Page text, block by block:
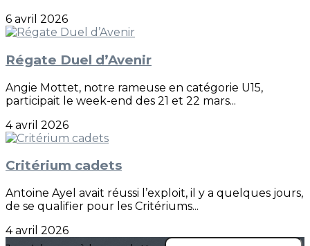
6 avril 2026
Régate Duel d’Avenir
Angie Mottet, notre rameuse en catégorie U15,
participait le week-end des 21 et 22 mars...
4 avril 2026
Critérium cadets
Antoine Ayel avait réussi l’exploit, il y a quelques jours,
de se qualifier pour les Critériums...
4 avril 2026